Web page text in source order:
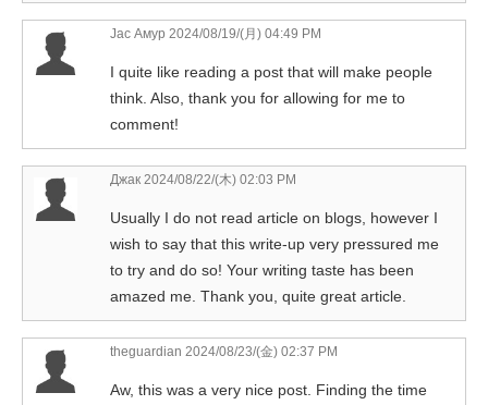
Jac Амур 2024/08/19/(月) 04:49 PM
I quite like reading a post that will make people
think. Also, thank you for allowing for me to
comment!
Джак 2024/08/22/(木) 02:03 PM
Usually I do not read article on blogs, however I
wish to say that this write-up very pressured me
to try and do so! Your writing taste has been
amazed me. Thank you, quite great article.
theguardian 2024/08/23/(金) 02:37 PM
Aw, this was a very nice post. Finding the time